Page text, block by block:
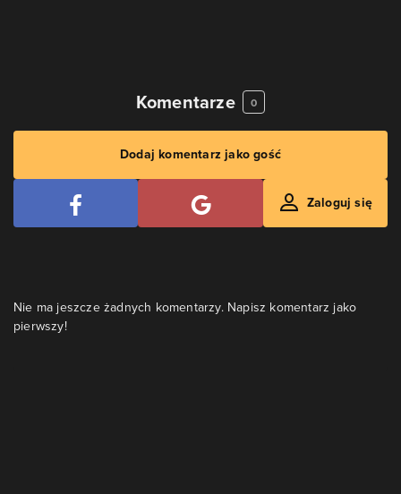
Komentarze 0
Dodaj komentarz jako gość
Zaloguj się
Nie ma jeszcze żadnych komentarzy. Napisz komentarz jako
pierwszy!